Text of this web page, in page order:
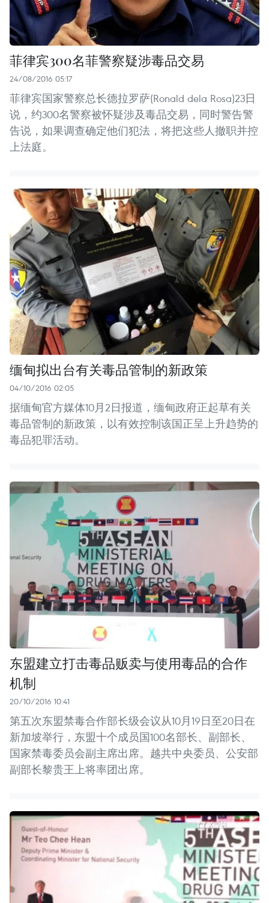
菲律宾300名菲警察疑涉毒品交易
24/08/2016 05:17
菲律宾国家警察总长德拉罗萨(Ronald dela Rosa)23日
说，约300名警察被怀疑涉及毒品交易，同时警告警
告说，如果调查确定他们犯法，将把这些人撤职并控
上法庭。
缅甸拟出台有关毒品管制的新政策
04/10/2016 02:05
据缅甸官方媒体10月2日报道，缅甸政府正起草有关
毒品管制的新政策，以有效控制该国正呈上升趋势的
毒品犯罪活动。
东盟建立打击毒品贩卖与使用毒品的合作
机制
20/10/2016 10:41
第五次东盟禁毒合作部长级会议从10月19日至20日在
新加坡举行，东盟十个成员国100名部长、副部长、
国家禁毒委员会副主席出席。越共中央委员、公安部
副部长黎贵王上将率团出席。